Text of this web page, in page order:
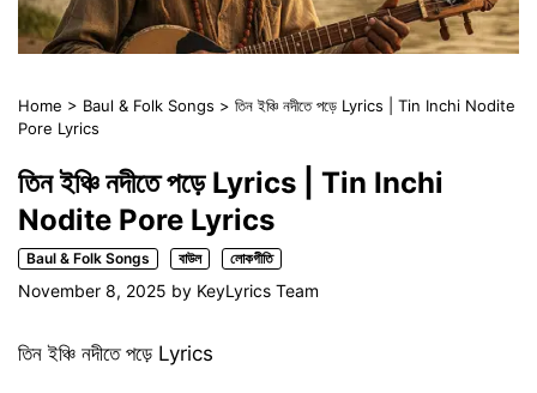
Home > Baul & Folk Songs > তিন ইঞ্চি নদীতে পড়ে Lyrics | Tin Inchi Nodite
Pore Lyrics
তিন ইঞ্চি নদীতে পড়ে Lyrics | Tin Inchi
Nodite Pore Lyrics
Baul & Folk Songs বাউল লোকগীতি
November 8, 2025 by KeyLyrics Team
তিন ইঞ্চি নদীতে পড়ে Lyrics